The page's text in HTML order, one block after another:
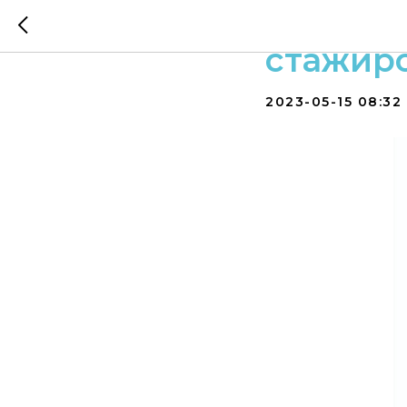
АО
2023-05-15 08:32